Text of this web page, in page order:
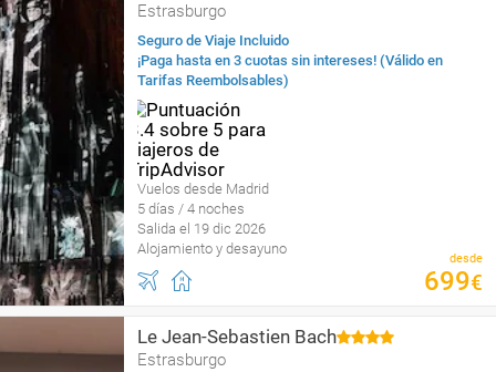
Estrasburgo
Seguro de Viaje Incluido
¡Paga hasta en 3 cuotas sin intereses! (Válido en
Tarifas Reembolsables)
Vuelos desde Madrid
5 días / 4 noches
Salida el 19 dic 2026
Alojamiento y desayuno
desde
699€
Le Jean-Sebastien Bach
Estrasburgo